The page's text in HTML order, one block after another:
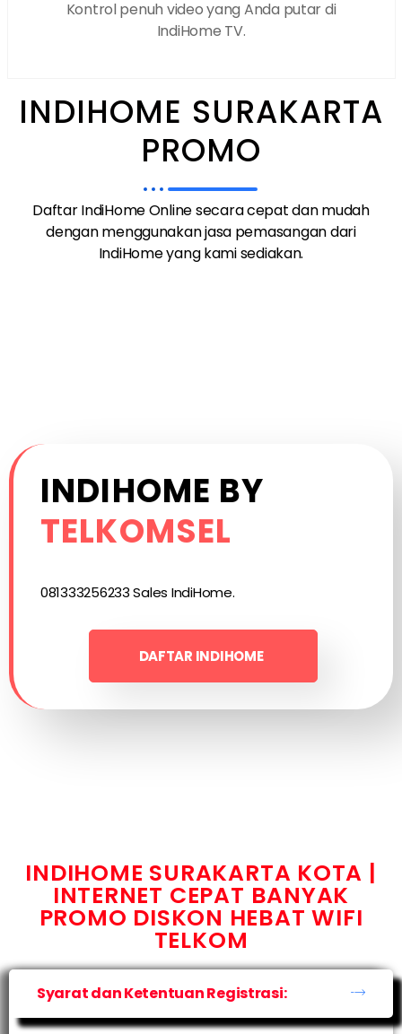
Kontrol penuh video yang Anda putar di
IndiHome TV.
INDIHOME SURAKARTA
PROMO
Daftar IndiHome Online secara cepat dan mudah
dengan menggunakan jasa pemasangan dari
IndiHome yang kami sediakan.
INDIHOME BY
TELKOMSEL
081333256233 Sales IndiHome.
DAFTAR INDIHOME
INDIHOME SURAKARTA KOTA |
INTERNET CEPAT BANYAK
PROMO DISKON HEBAT WIFI
TELKOM
Syarat dan Ketentuan Registrasi: